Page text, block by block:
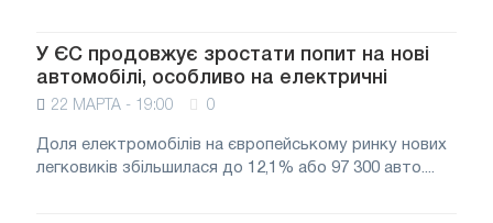
У ЄС продовжує зростати попит на нові
автомобілі, особливо на електричні
22 МАРТА - 19:00 0
Доля електромобілів на європейському ринку нових
легковиків збільшилася до 12,1% або 97 300 авто....